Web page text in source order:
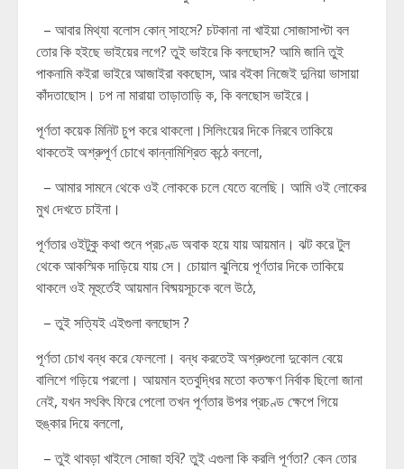
– আবার মিথ্যা বলোস কোন্ সাহসে? চটকানা না খাইয়া সোজাসাপ্টা বল
তোর কি হইছে ভাইয়ের লগে? তুই ভাইরে কি বলছোস? আমি জানি তুই
পাকনামি কইরা ভাইরে আজাইরা বকছোস, আর বইকা নিজেই দুনিয়া ভাসায়া
কাঁদতাছোস। ঢপ না মারায়া তাড়াতাড়ি ক, কি বলছোস ভাইরে।
পূর্ণতা কয়েক মিনিট চুপ করে থাকলো।সিলিংয়ের দিকে নিরবে তাকিয়ে
থাকতেই অশ্রুপূর্ণ চোখে কান্নামিশ্রিত কন্ঠে বললো,
– আমার সামনে থেকে ওই লোককে চলে যেতে বলেছি। আমি ওই লোকের
মুখ দেখতে চাইনা।
পূর্ণতার ওইটুকু কথা শুনে প্রচণ্ড অবাক হয়ে যায় আয়মান। ঝট করে টুল
থেকে আকস্মিক দাড়িয়ে যায় সে। চোয়াল ঝুলিয়ে পূর্ণতার দিকে তাকিয়ে
থাকলে ওই মূহুর্তেই আয়মান বিষ্ময়সূচকে বলে উঠে,
– তুই সত্যিই এইগুলা বলছোস ?
পূর্ণতা চোখ বন্ধ করে ফেললো। বন্ধ করতেই অশ্রুগুলো দুকোল বেয়ে
বালিশে গড়িয়ে পরলো। আয়মান হতবুদ্ধির মতো কতক্ষণ নির্বাক ছিলো জানা
নেই, যখন সৎবিৎ ফিরে পেলো তখন পূর্ণতার উপর প্রচণ্ড ক্ষেপে গিয়ে
হুঙ্কার দিয়ে বললো,
– তুই থাবড়া খাইলে সোজা হবি? তুই এগুলা কি করলি পূর্ণতা? কেন তোর